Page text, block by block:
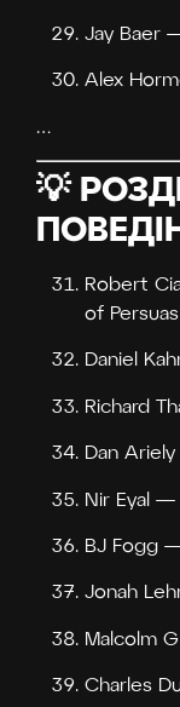
Jay Baer
Alex
…
💡
Robert
of
Daniel
Richard
Dan
Nir Eyal —
BJ Fogg
Jonah
Malcolm
Charles